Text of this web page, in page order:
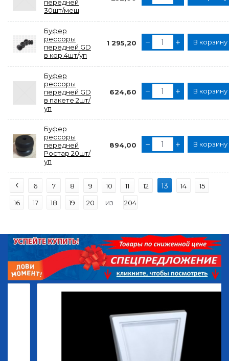
передней
30шт/меш
Буфер
рессоры
передней GD
в кор.4шт/уп
1 295,20 В корзину
Буфер
рессоры
передней GD
в пакете 2шт/
уп
624,60 В корзину
Буфер
рессоры
передней
Ростар 20шт/
уп
894,00 В корзину
6 7 8 9 10 11 12 13 14 15
16 17 18 19 20 из 204